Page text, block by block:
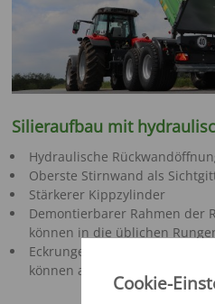
Cookie-
Silieraufbau mit
Hydraulische
Oberste Stirnwand als
Stärkerer Kippzylinder
Demontierbarer Rahmen der
können in die üblichen
Eckrungen für
können am Rahmen